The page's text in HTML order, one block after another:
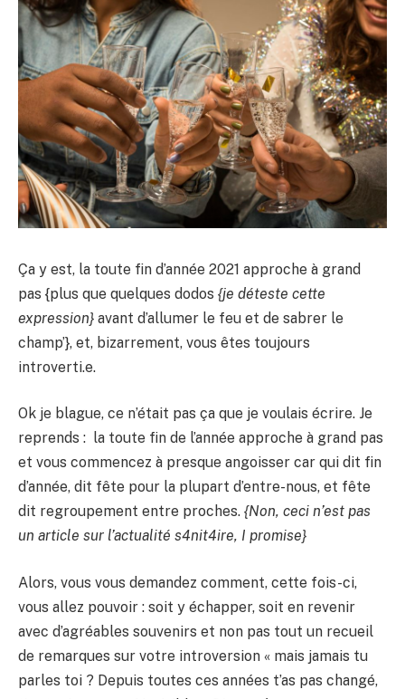
Ça y est, la toute fin d’année 2021 approche à grand
pas {plus que quelques dodos {je déteste cette
expression} avant d’allumer le feu et de sabrer le
champ’}, et, bizarrement, vous êtes toujours
introverti.e.
Ok je blague, ce n’était pas ça que je voulais écrire. Je
reprends : la toute fin de l’année approche à grand pas
et vous commencez à presque angoisser car qui dit fin
d’année, dit fête pour la plupart d’entre-nous, et fête
dit regroupement entre proches. {Non, ceci n’est pas
un article sur l’actualité s4nit4ire, I promise}
Alors, vous vous demandez comment, cette fois-ci,
vous allez pouvoir : soit y échapper, soit en revenir
avec d’agréables souvenirs et non pas tout un recueil
de remarques sur votre introversion « mais jamais tu
parles toi ? Depuis toutes ces années t’as pas changé,